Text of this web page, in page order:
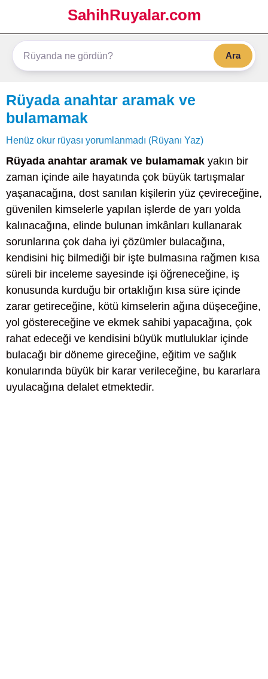
SahihRuyalar.com
Ara
Rüyada anahtar aramak ve
bulamamak
Henüz okur rüyası yorumlanmadı (Rüyanı Yaz)
Rüyada anahtar aramak ve bulamamak yakın bir
zaman içinde aile hayatında çok büyük tartışmalar
yaşanacağına, dost sanılan kişilerin yüz çevireceğine,
güvenilen kimselerle yapılan işlerde de yarı yolda
kalınacağına, elinde bulunan imkânları kullanarak
sorunlarına çok daha iyi çözümler bulacağına,
kendisini hiç bilmediği bir işte bulmasına rağmen kısa
süreli bir inceleme sayesinde işi öğreneceğine, iş
konusunda kurduğu bir ortaklığın kısa süre içinde
zarar getireceğine, kötü kimselerin ağına düşeceğine,
yol göstereceğine ve ekmek sahibi yapacağına, çok
rahat edeceği ve kendisini büyük mutluluklar içinde
bulacağı bir döneme gireceğine, eğitim ve sağlık
konularında büyük bir karar verileceğine, bu kararlara
uyulacağına delalet etmektedir.